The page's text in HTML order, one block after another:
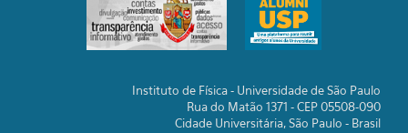
Instituto de Física - Universidade de São Paulo
Rua do Matão 1371 - CEP 05508-090
Cidade Universitária, São Paulo - Brasil